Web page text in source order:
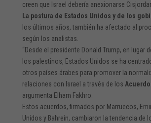
creen que Israel debería anexionarse
La postura de Estados Unidos y de los
los últimos años, también ha afectado al
según los analistas.
“Desde el presidente Donald Trump, en lugar
los palestinos, Estados Unidos se ha
otros países árabes para promover la
relaciones con Israel a través de los
argumenta Elham Fakhro.
Estos acuerdos, firmados por Marruecos,
Unidos y Bahrein, cambiaron la tendencia de